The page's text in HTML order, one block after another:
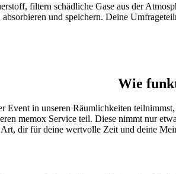
filtern schädliche Gase aus der
und speichern. Deine
Wie
Event in unseren Räumlichkeiten
memox Service teil. Diese nimmt nur
dir für deine wertvolle Zeit und deine